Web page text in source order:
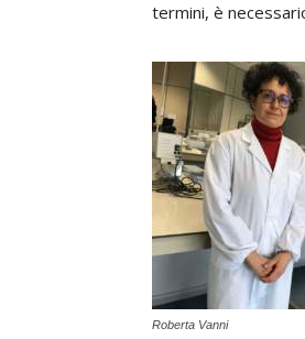
termini, è
Roberta Vanni